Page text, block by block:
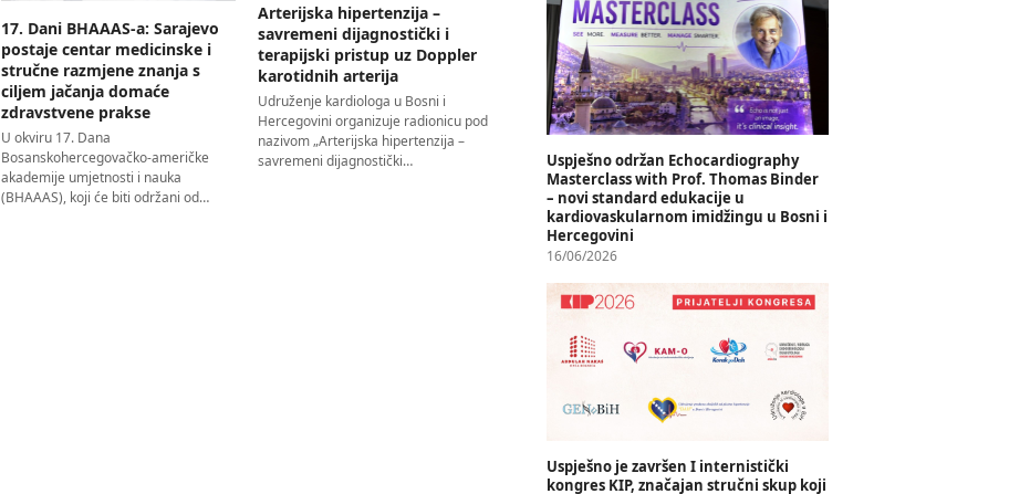
17. Dani BHAAAS-a: Sarajevo
postaje centar medicinske i
stručne razmjene znanja s
ciljem jačanja domaće
zdravstvene prakse
U okviru 17. Dana
Bosanskohercegovačko-američke
akademije umjetnosti i nauka
(BHAAAS), koji će biti održani od…
Arterijska hipertenzija –
savremeni dijagnostički i
terapijski pristup uz Doppler
karotidnih arterija
Udruženje kardiologa u Bosni i
Hercegovini organizuje radionicu pod
nazivom „Arterijska hipertenzija –
savremeni dijagnostički…
Uspješno održan Echocardiography
Masterclass with Prof. Thomas Binder
– novi standard edukacije u
kardiovaskularnom imidžingu u Bosni i
Hercegovini
16/06/2026
Uspješno je završen I internistički
kongres KIP, značajan stručni skup koji